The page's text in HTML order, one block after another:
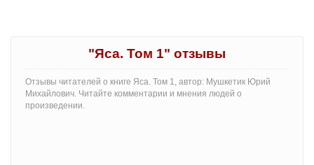
"Яса. Том 1" отзывы
Отзывы читателей о книге Яса. Том 1, автор: Мушкетик Юрий
Михайлович. Читайте комментарии и мнения людей о
произведении.